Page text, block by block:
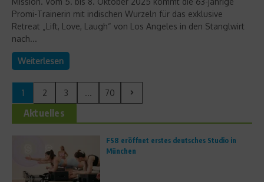
Promi-Trainerin mit indischen Wurzeln für das exklusive
Retreat „Lift, Love, Laugh“ von Los Angeles in den Stanglwirt
nach...
Weiterlesen
1 2 3 ... 70
Aktuelles
FS8 eröffnet erstes deutsches Studio in
München